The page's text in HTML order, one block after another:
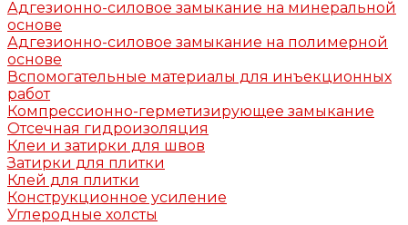
Адгезионно-силовое замыкание на минеральной
основе
Адгезионно-силовое замыкание на полимерной
основе
Вспомогательные материалы для инъекционных
работ
Компрессионно-герметизирующее замыкание
Отсечная гидроизоляция
Клеи и затирки для швов
Затирки для плитки
Клей для плитки
Конструкционное усиление
Углеродные холсты